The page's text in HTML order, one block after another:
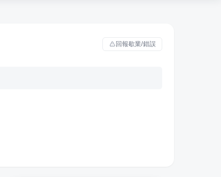
回報歇業/錯誤